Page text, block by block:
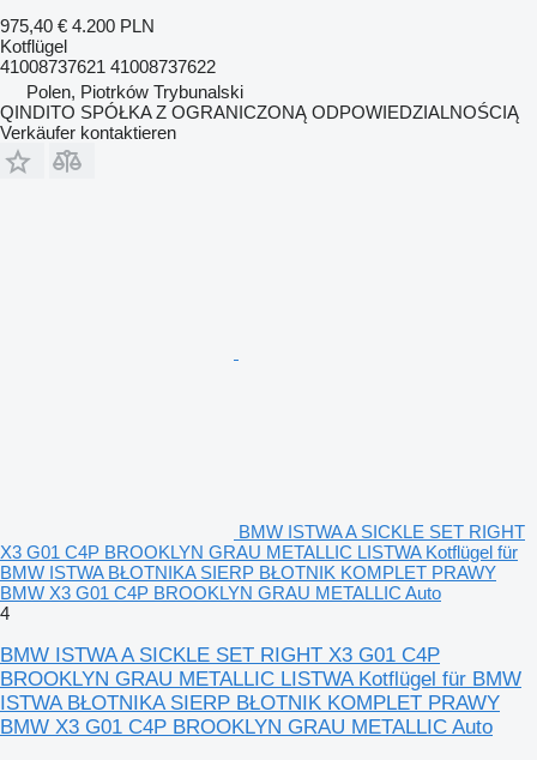
975,40 € 4.200 PLN
Kotflügel
41008737621 41008737622
Polen, Piotrków Trybunalski
QINDITO SPÓŁKA Z OGRANICZONĄ ODPOWIEDZIALNOŚCIĄ
Verkäufer kontaktieren
BMW ISTWA A SICKLE SET RIGHT
X3 G01 C4P BROOKLYN GRAU METALLIC LISTWA Kotflügel für
BMW ISTWA BŁOTNIKA SIERP BŁOTNIK KOMPLET PRAWY
BMW X3 G01 C4P BROOKLYN GRAU METALLIC Auto
4
BMW ISTWA A SICKLE SET RIGHT X3 G01 C4P
BROOKLYN GRAU METALLIC LISTWA Kotflügel für BMW
ISTWA BŁOTNIKA SIERP BŁOTNIK KOMPLET PRAWY
BMW X3 G01 C4P BROOKLYN GRAU METALLIC Auto